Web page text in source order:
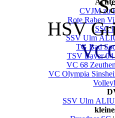
CVJM zu
Rote Raben
SSC
SSV Ulm
TG Bad
TSV Bayer 04
VC 68
VC Olympia
SSV Ulm
HSV